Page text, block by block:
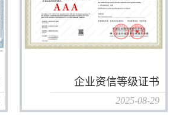
企业资信等级证书
2025-08-29